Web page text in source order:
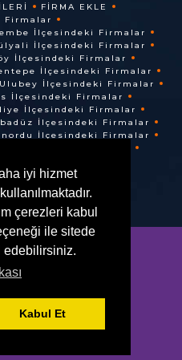
iyi hizmet
çerezleri kabul
ile sitede
edebilirsiniz.
Kabul Et
FIRMA EKLE
Firmalar
İlçesindeki Firmalar
İlçesindeki Firmalar
İlçesindeki Firmalar
İlçesindeki Firmalar
Ulubey İlçesindeki Firmalar
İlçesindeki Firmalar
İlçesindeki Firmalar
İlçesindeki Firmalar
İlçesindeki Firmalar